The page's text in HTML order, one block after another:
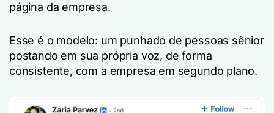
página da empresa.
Esse é o modelo: um punhado de pessoas sênior
postando em sua própria voz, de forma
consistente, com a empresa em segundo plano.